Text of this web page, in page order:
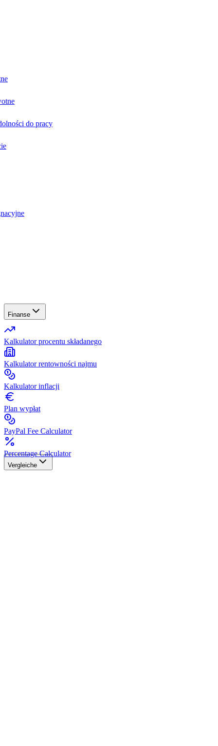
do pracy
Finanse
Kalkulator procentu składanego
Kalkulator rentowności najmu
Kalkulator inflacji
Plan wypłat
PayPal Fee Calculator
Percentage Calculator
Vergleiche